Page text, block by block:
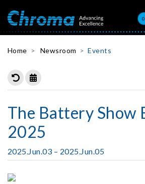
0
Home Newsroom Events
The Battery Show
2025
2025.Jun.03 – 2025.Jun.05